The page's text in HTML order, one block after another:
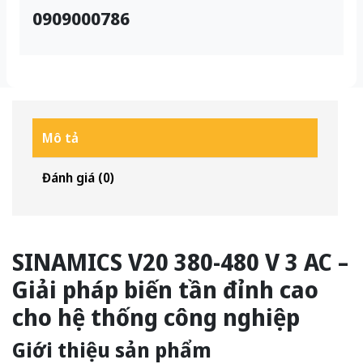
0909000786
Mô tả
Đánh giá (0)
SINAMICS V20 380-480 V 3 AC –
Giải pháp biến tần đỉnh cao
cho hệ thống công nghiệp
Giới thiệu sản phẩm